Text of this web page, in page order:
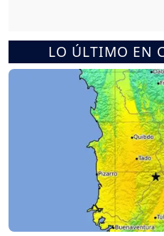
LO ÚLTIMO EN